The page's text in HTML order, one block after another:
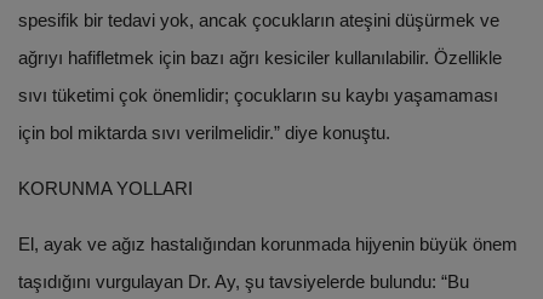
spesifik bir tedavi yok, ancak çocukların ateşini düşürmek ve
ağrıyı hafifletmek için bazı ağrı kesiciler kullanılabilir. Özellikle
sıvı tüketimi çok önemlidir; çocukların su kaybı yaşamaması
için bol miktarda sıvı verilmelidir.” diye konuştu.
KORUNMA YOLLARI
El, ayak ve ağız hastalığından korunmada hijyenin büyük önem
taşıdığını vurgulayan Dr. Ay, şu tavsiyelerde bulundu: “Bu